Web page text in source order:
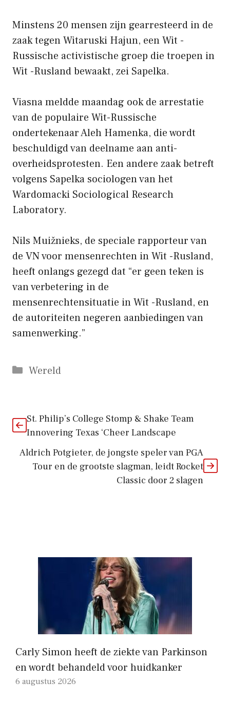
Minstens 20 mensen zijn gearresteerd in de
zaak tegen Witaruski Hajun, een Wit -
Russische activistische groep die troepen in
Wit -Rusland bewaakt, zei Sapelka.
Viasna meldde maandag ook de arrestatie
van de populaire Wit-Russische
ondertekenaar Aleh Hamenka, die wordt
beschuldigd van deelname aan anti-
overheidsprotesten. Een andere zaak betreft
volgens Sapelka sociologen van het
Wardomacki Sociological Research
Laboratory.
Nils Muižnieks, de speciale rapporteur van
de VN voor mensenrechten in Wit -Rusland,
heeft onlangs gezegd dat “er geen teken is
van verbetering in de
mensenrechtensituatie in Wit -Rusland, en
de autoriteiten negeren aanbiedingen van
samenwerking.”
Categorieën
Wereld
St. Philip’s College Stomp & Shake Team
Innovering Texas ‘Cheer Landscape
Aldrich Potgieter, de jongste speler van PGA
Tour en de grootste slagman, leidt Rocket
Classic door 2 slagen
Carly Simon heeft de ziekte van Parkinson
en wordt behandeld voor huidkanker
6 augustus 2026